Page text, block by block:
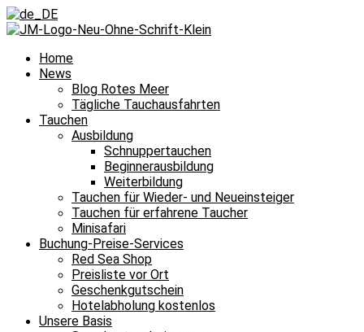
Home
News
Blog Rotes Meer
Tägliche Tauchausfahrten
Tauchen
Ausbildung
Schnuppertauchen
Beginnerausbildung
Weiterbildung
Tauchen für Wieder- und Neueinsteiger
Tauchen für erfahrene Taucher
Minisafari
Buchung-Preise-Services
Red Sea Shop
Preisliste vor Ort
Geschenkgutschein
Hotelabholung kostenlos
Unsere Basis